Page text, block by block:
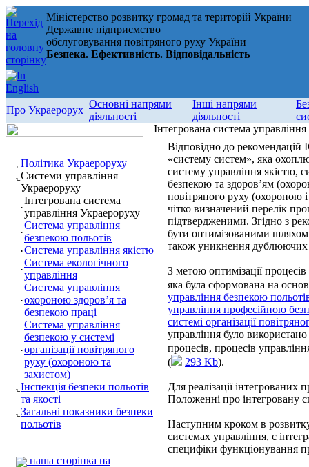
Міністерство розвитку громад та територій України
Державне підприємство
обслуговування повітряного руху України
Безпека. Ефективність. Відповідальність
Про Украерорух
Основні напрями
діяльності
Інші напрями
діяльності
Політика Украероруху
Системи управління
Украероруху
Інтегрована система
управління Украероруху
Система управління
безпекою польотів
Система управління якістю
Система екологічного
управління
Система управління
охороною здоров’я та
безпекою праці
Система управління
безпекою у системі
організації повітряного
руху (охороною та
захистом)
Інспекція безпеки польотів
та якості
Загальні показники безпеки
польотів
наша сторінка на
Інтегрована система
Відповідно до рекомендацій
«систему систем», яка
систему управління якістю,
безпекою та здоров’ям
повітряного руху (охороною
чітко визначений перелік
підтвердженими. Згідно з
бути оптимізованими шляхом
також уникнення дублюючих
З метою оптимізації
яка була сформована на
управління безпекою
управління професійною
системі організації
управління було
процесів, процесів
(
293 Kb).
Для реалізації інтегрованих
Положенні про інтегровану
Наступним кроком в
системах управління, є
специфіки функціонування